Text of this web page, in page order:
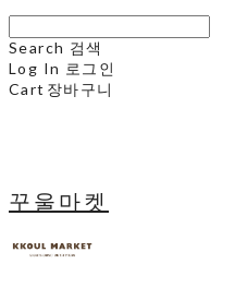
Search 검색
Log In 로그인
Cart 장바구니
꾸울마켓